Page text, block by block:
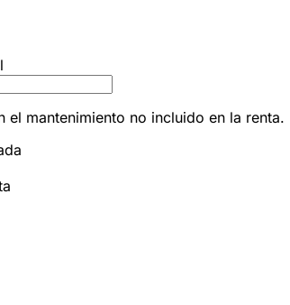
mantenimiento no incluido en la renta.